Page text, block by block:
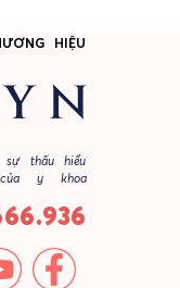
HIỆU
thấu hiểu
y khoa